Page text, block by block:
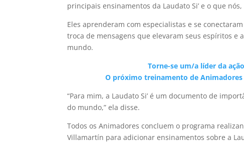
principais ensinamentos da Laudato Si’ e o que
Eles aprenderam com especialistas e se
troca de mensagens que elevaram seus espíritos
mundo.
Torne-se um/a líder da
O próximo treinamento de Animadores
“Para mim, a Laudato Si’ é um documento de
do mundo,” ela disse.
Todos os Animadores concluem o programa
Villamartín para adicionar ensinamentos sobre a